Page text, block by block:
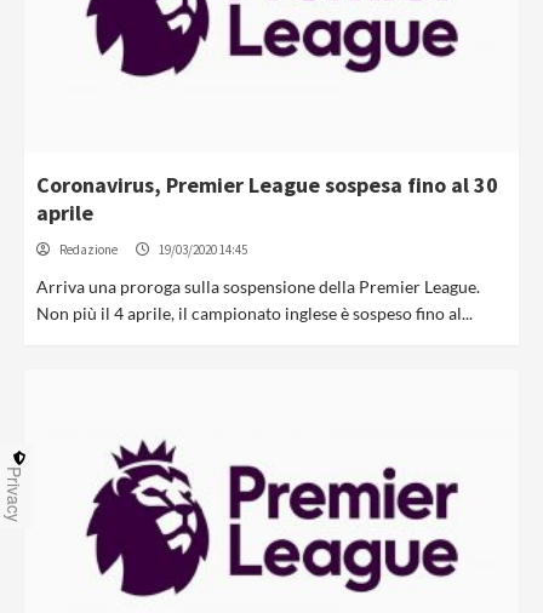
Coronavirus, Premier League sospesa fino al 30
aprile
Redazione 19/03/2020 14:45
Arriva una proroga sulla sospensione della Premier League.
Non più il 4 aprile, il campionato inglese è sospeso fino al...
Privacy